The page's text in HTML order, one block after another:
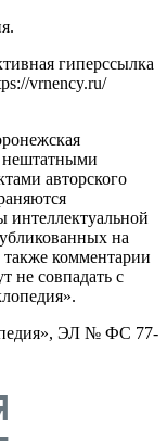
гиперссылка
vrnency.ru/
нештатными
авторского
интеллектуальной
на
комментарии
не совпадать с
ЭЛ № ФС 77-